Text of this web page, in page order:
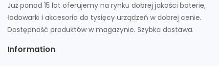
Już ponad 15 lat oferujemy na rynku dobrej jakości baterie,
ładowarki i akcesoria do tysięcy urządzeń w dobrej cenie.
Dostępność produktów w magazynie. Szybka dostawa.
Information